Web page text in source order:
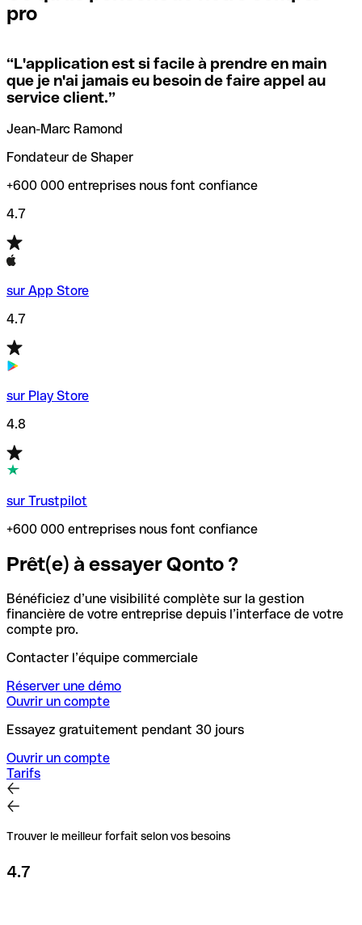
locales.
Si vous n'êtes pas sûr du code SWIFT que vous devriez
utiliser, nous avons développé un outil de recherche de
codes SWIFT par nom de banque.
vérification/recherche de codes SWIFT. Ainsi, vous pouvez
trouver et vérifier vos codes SWIFT avant de réaliser vos
transferts d’argent.
pro
“L'application est si facile à prendre en main
que je n'ai jamais eu besoin de faire appel au
service client.”
Jean-Marc Ramond
Fondateur de Shaper
+600 000 entreprises nous font confiance
4.7
sur App Store
4.7
sur Play Store
4.8
sur Trustpilot
+600 000 entreprises nous font confiance
Prêt(e) à essayer Qonto ?
Bénéficiez d’une visibilité complète sur la gestion
financière de votre entreprise depuis l’interface de votre
compte pro.
Contacter l’équipe commerciale
Réserver une démo
Ouvrir un compte
Essayez gratuitement pendant 30 jours
Ouvrir un compte
Tarifs
Trouver le meilleur forfait selon vos besoins
4.7